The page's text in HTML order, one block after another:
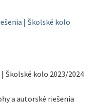
| Školské kolo
Školské kolo 2023/2024
a autorské riešenia